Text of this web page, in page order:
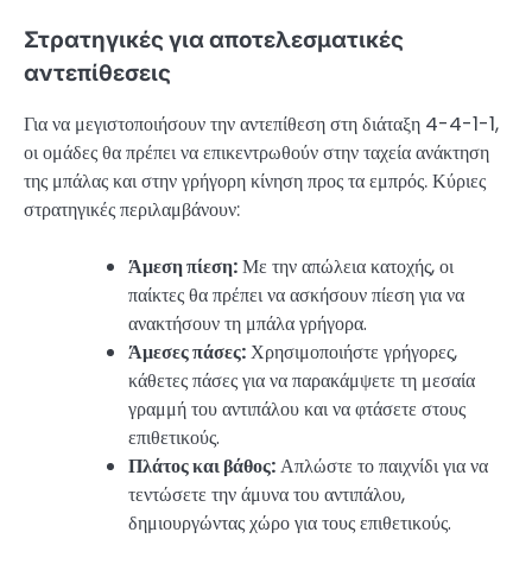
Στρατηγικές για αποτελεσματικές
αντεπίθεσεις
Για να μεγιστοποιήσουν την αντεπίθεση στη διάταξη 4-4-1-1,
οι ομάδες θα πρέπει να επικεντρωθούν στην ταχεία ανάκτηση
της μπάλας και στην γρήγορη κίνηση προς τα εμπρός. Κύριες
στρατηγικές περιλαμβάνουν:
Άμεση πίεση:Με την απώλεια κατοχής, οι
παίκτες θα πρέπει να ασκήσουν πίεση για να
ανακτήσουν τη μπάλα γρήγορα.
Άμεσες πάσες:Χρησιμοποιήστε γρήγορες,
κάθετες πάσες για να παρακάμψετε τη μεσαία
γραμμή του αντιπάλου και να φτάσετε στους
επιθετικούς.
Πλάτος και βάθος:Απλώστε το παιχνίδι για να
τεντώσετε την άμυνα του αντιπάλου,
δημιουργώντας χώρο για τους επιθετικούς.